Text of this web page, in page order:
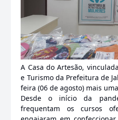
A Casa do Artesão,
e Turismo da Prefeitura de
feira (06 de agosto) mais
Desde o início da
frequentam os cursos